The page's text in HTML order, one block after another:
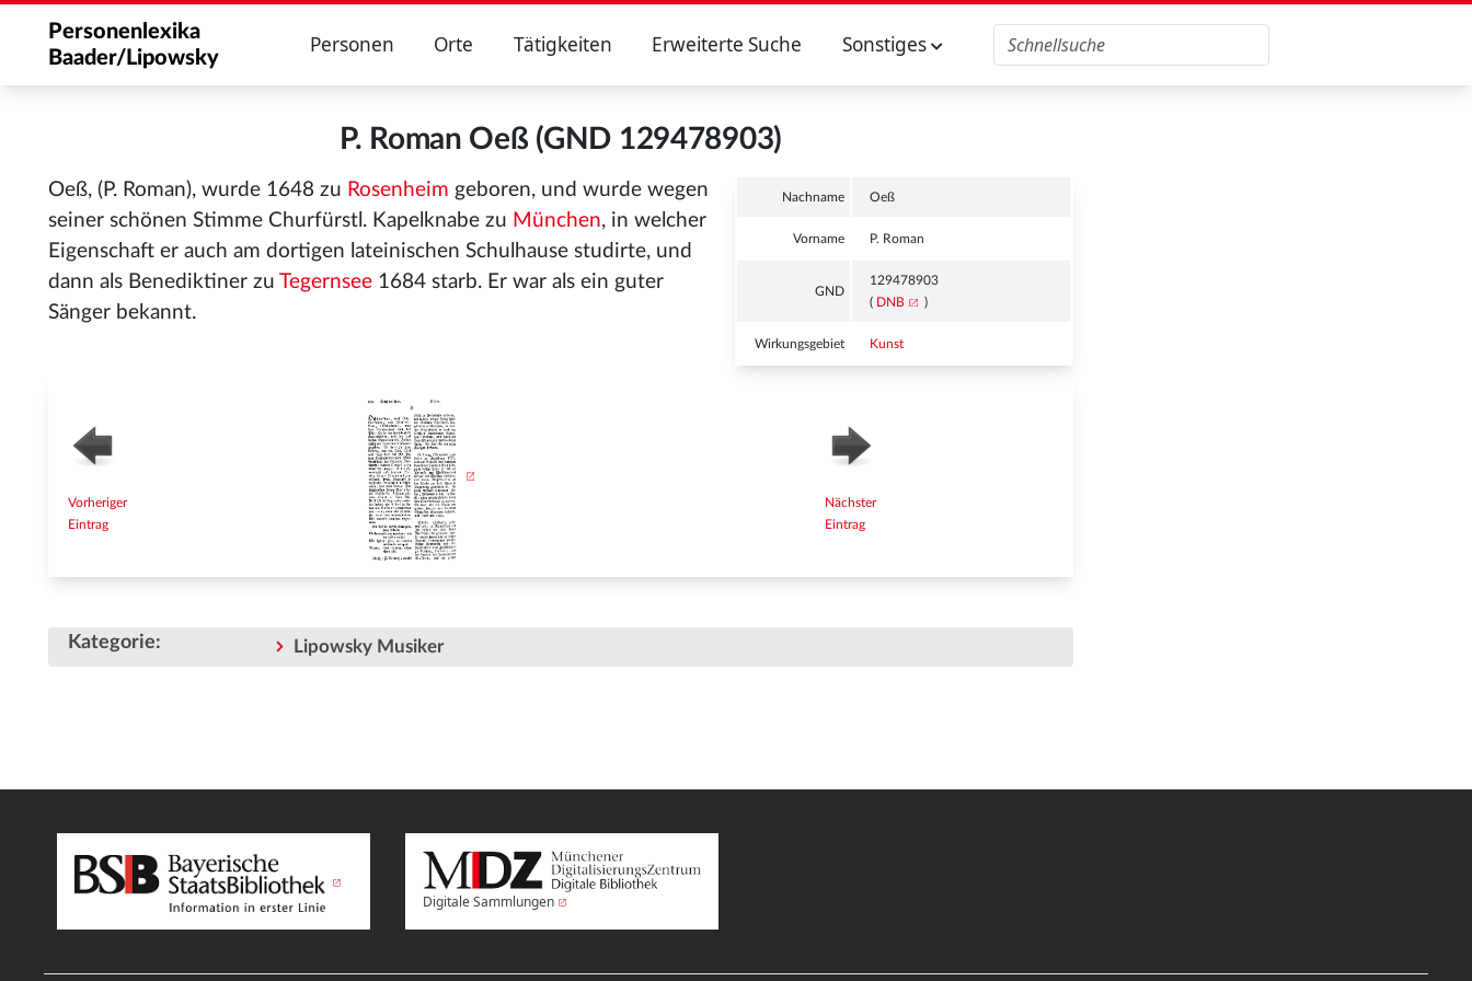
Personenlexika
Baader/Lipowsky
Personen Orte Tätigkeiten Erweiterte Suche Sonstiges
P. Roman Oeß (GND 129478903)
Nachname Oeß
Vorname P. Roman
GND
129478903
( DNB )
Wirkungsgebiet Kunst
Oeß, (P. Roman), wurde 1648 zu Rosenheim geboren, und wurde wegen
seiner schönen Stimme Churfürstl. Kapelknabe zu München, in welcher
Eigenschaft er auch am dortigen lateinischen Schulhause studirte, und
dann als Benediktiner zu Tegernsee 1684 starb. Er war als ein guter
Sänger bekannt.
Vorheriger
Eintrag
Nächster
Eintrag
Kategorie: Lipowsky Musiker
Digitale Sammlungen